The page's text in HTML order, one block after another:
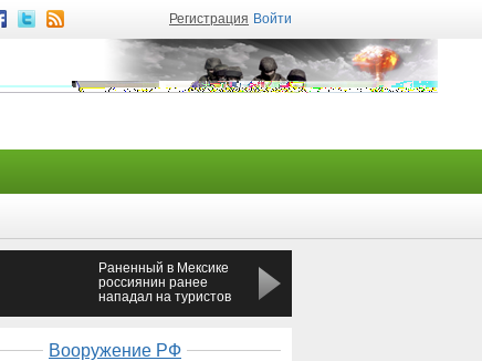
Регистрация Войти
Раненный в Мексике
россиянин ранее
нападал на туристов
Вооружение РФ